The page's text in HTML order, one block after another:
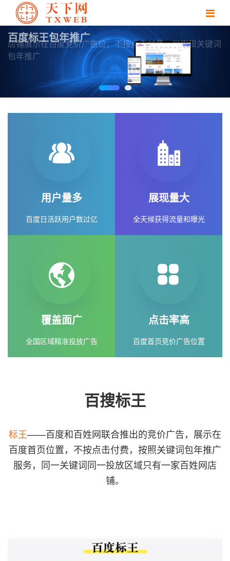
百度标王包年推广
店铺展示在百度竞价广告位，不按点击付费，可实现关键词
用户量多
百度日活跃用户数过亿
展现量大
全天候获得流量和曝光
覆盖面广
全国区域精准投放广告
点击率高
百度首页竞价广告位置
百搜标王
标王——百度和百姓网联合推出的竞价广告，展示在
百度首页位置，不按点击付费，按照关键词包年推广
服务，同一关键词同一投放区域只有一家百姓网店
铺。